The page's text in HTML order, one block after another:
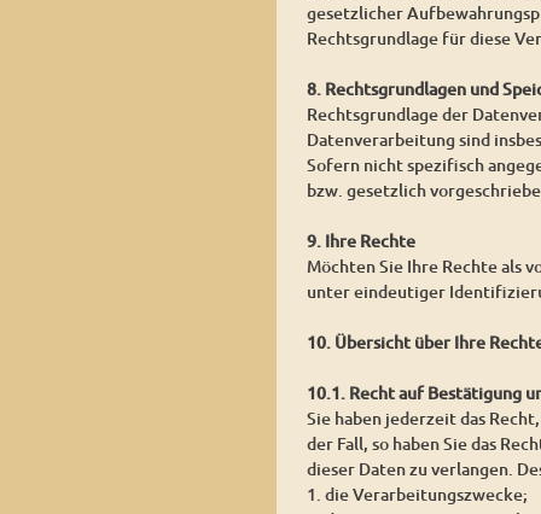
gesetzlicher
Rechtsgrundlage für diese
8. Rechtsgrundlagen und
Rechtsgrundlage der
Datenverarbeitung sind
Sofern nicht spezifisch
bzw. gesetzlich
9. Ihre Rechte
Möchten Sie Ihre Rechte als
unter eindeutiger
10. Übersicht über Ihre
10.1. Recht auf Bestätigung
Sie haben jederzeit das
der Fall, so haben Sie das
dieser Daten zu verlangen.
1. die Verarbeitungszwecke;